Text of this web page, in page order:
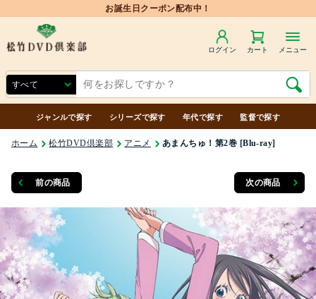
ログイン カート メニュー
ジャンルで探す シリーズで探す 年代で探す 監督で探す
ホーム 松竹DVD倶楽部 アニメ あまんちゅ！第2巻 [Blu-ray]
前の商品 次の商品